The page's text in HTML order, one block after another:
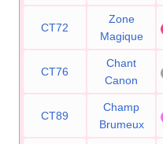
CT72
Zone
Magique
CT76
Chant
Canon
CT89
Champ
Brumeux